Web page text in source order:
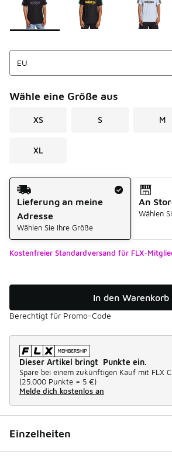
Wähle eine Größe aus
XS S M
XL
Versandart
Lieferung an meine
Adresse
Wählen Sie Ihre Größe
An
Wählen
Kostenfreier Standardversand für FLX-
In den Warenkorb
Berechtigt für Promo-Code
Dieser Artikel bringt Punkte ein.
Spare bei einem zukünftigen Kauf mit FLX
(25.000 Punkte = 5 €)
Melde dich kostenlos an
Einzelheiten